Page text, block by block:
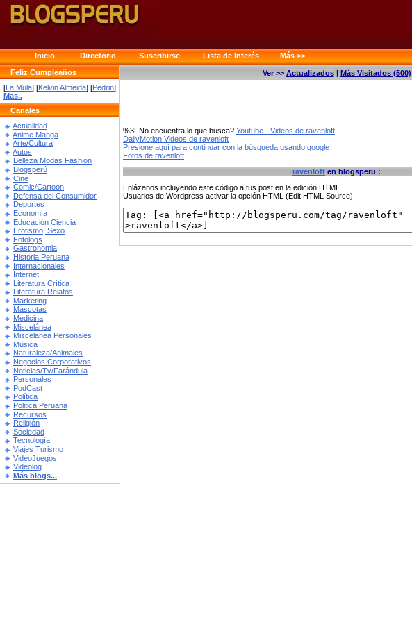
Inicio Directorio Suscribirse Lista de Interés
Más >>
Feliz Cumpleaños
[La Mula] [Kelvin Almeida] [Pedrin]
Mas..
Canales
Actualidad
Anime Manga
Arte/Cultura
Autos
Belleza Modas Fashion
Blogsperú
Cine
Comic/Cartoon
Defensa del Consumidor
Deportes
Economía
Educación Ciencia
Erotismo, Sexo
Fotologs
Gastronomia
Historia Peruana
Internacionales
Internet
Literatura Crítica
Literatura Relatos
Marketing
Mascotas
Medicina
Miscelánea
Miscelanea Personales
Música
Naturaleza/Animales
Negocios Corporativos
Noticias/Tv/Farándula
Personales
PodCast
Política
Politica Peruana
Recursos
Religión
Sociedad
Tecnología
Viajes Turismo
VideoJuegos
Videolog
Más blogs...
Ver >> Actualizados| Más Visitados (500)
%3FNo encuentra lo que busca? Youtube - Videos de ravenloft
DailyMotion Videos de ravenloft
Presione aquí para continuar con la búsqueda usando google
Fotos de ravenloft
ravenloft en blogsperu :
Enlázanos incluyendo este código a tus post en la edición HTML
Usuarios de Wordpress activar la opción HTML (Edit HTML Source)